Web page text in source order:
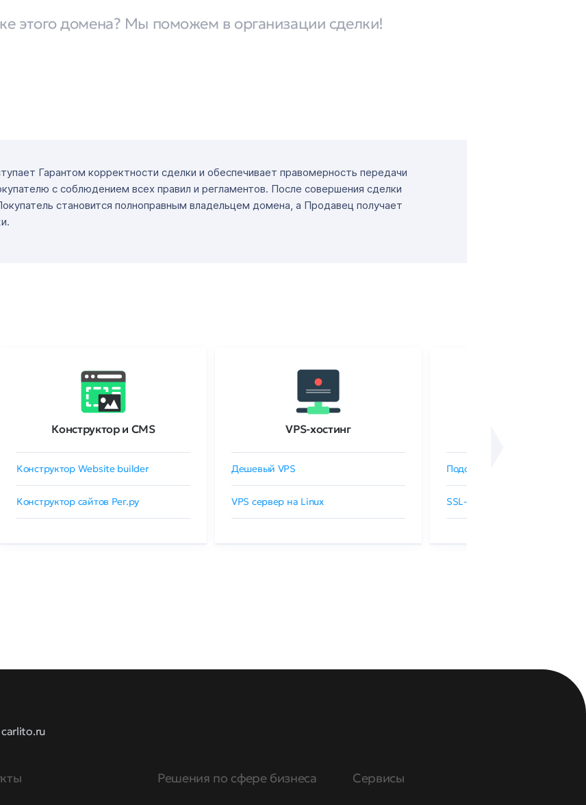
этого домена? Мы поможем в организации сделки!
Гарантом корректности сделки и обеспечивает правомерность передачи
с соблюдением всех правил и регламентов. После совершения сделки
становится полноправным владельцем домена, а Продавец получает
Конструктор и CMS
Конструктор Website builder
Конструктор сайтов Рег.ру
VPS-хостинг
Дешевый VPS
VPS сервер на Linux
Подобрать SSL-сертификат
SSL-сертификаты GlobalSign
carlito.ru
Решения по сфере бизнеса Сервисы